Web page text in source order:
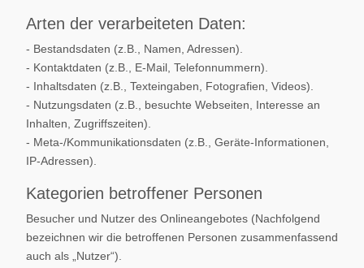
Arten der verarbeiteten Daten:
- Bestandsdaten (z.B., Namen, Adressen).
- Kontaktdaten (z.B., E-Mail, Telefonnummern).
- Inhaltsdaten (z.B., Texteingaben, Fotografien, Videos).
- Nutzungsdaten (z.B., besuchte Webseiten, Interesse an
Inhalten, Zugriffszeiten).
- Meta-/Kommunikationsdaten (z.B., Geräte-Informationen,
IP-Adressen).
Kategorien betroffener Personen
Besucher und Nutzer des Onlineangebotes (Nachfolgend
bezeichnen wir die betroffenen Personen zusammenfassend
auch als „Nutzer“).